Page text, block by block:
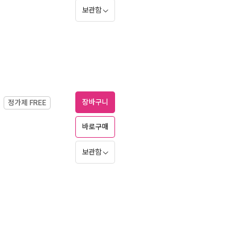
보관함
정가제 FREE
장바구니
바로구매
보관함